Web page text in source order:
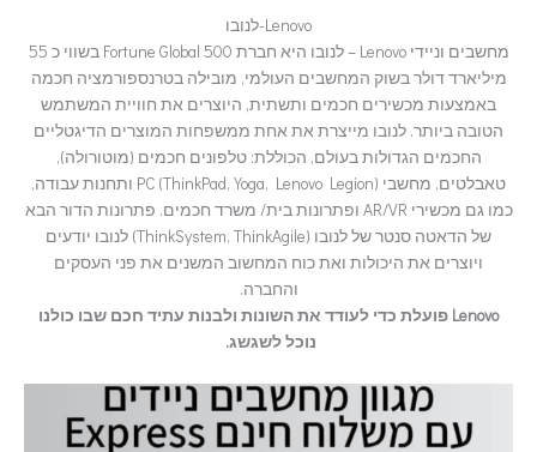
Lenovo-לנובו
מחשבים וניידי Lenovo – לנובו היא חברת Fortune Global 500 בשווי כ 55
מיליארד דולר בשוק המחשבים העולמי, מובילה בטרנספורמציה חכמה
באמצעות מכשירים חכמים ותשתית, היוצרים את חוויית המשתמש
הטובה ביותר. לנובו מייצרת את אחת ממשפחות המוצרים הדיגטליים
החכמים הגדולות בעולם, הכוללת: טלפונים חכמים (מוטורולה),
טאבלטים, מחשבי PC (ThinkPad, Yoga, Lenovo Legion) ותחנות עבודה,
כמו גם מכשירי AR/VR ופתרונות בית/ משרד חכמים. פתרונות הדור הבא
של הדאטה סנטר של לנובו (ThinkSystem, ThinkAgile) לנובו יודעים
ויוצרים את היכולות ואת כוח המחשוב המשנים את פני העסקים
והחברה.
Lenovo פועלת כדי לעודד את השונות ולבנות עתיד חכם שבו כולנו
נוכל לשגשג.